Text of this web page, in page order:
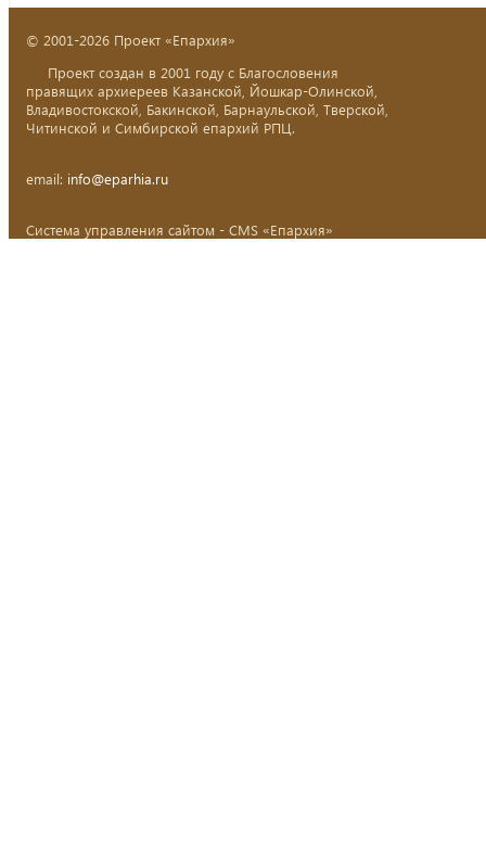
© 2001-2026 Проект «Епархия»
Проект создан в 2001 году с Благословения
правящих архиереев Казанской, Йошкар-Олинской,
Владивостокской, Бакинской, Барнаульской, Тверской,
Читинской и Симбирской епархий РПЦ.
email: info@eparhia.ru
Система управления сайтом - CMS «Епархия»